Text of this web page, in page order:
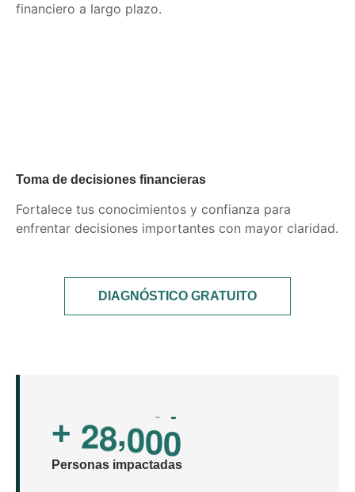
financiero a largo plazo.
Toma de decisiones financieras
Fortalece tus conocimientos y confianza para
enfrentar decisiones importantes con mayor claridad.
DIAGNÓSTICO GRATUITO
+ 28,000
Personas impactadas